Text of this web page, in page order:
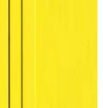
Çok
bağlantı
Güvenlik ve